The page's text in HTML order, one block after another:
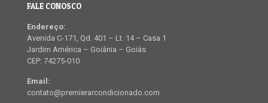
FALE CONOSCO
Endereço:
Avenida C-171, Qd. 401 – Lt. 14 – Casa 1
Jardim América – Goiânia – Goiás
CEP: 74275-010
Email:
contato@premierarcondicionado.com